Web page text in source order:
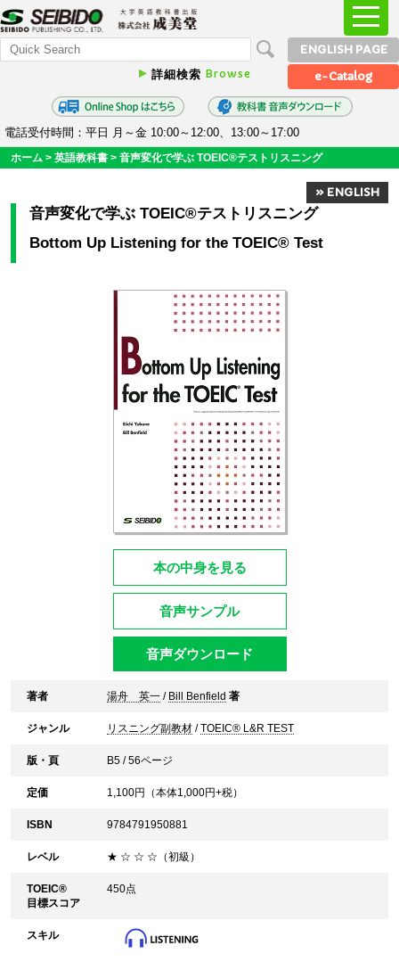
詳細検索 Browse
ENGLISH PAGE
e-Catalog
電話受付時間：平日 月～金 10:00～12:00、13:00～17:00
ホーム > 英語教科書 > 音声変化で学ぶ TOEIC®テストリスニング
» ENGLISH
音声変化で学ぶ TOEIC®テストリスニング
Bottom Up Listening for the TOEIC® Test
本の中身を見る
音声サンプル
音声ダウンロード
著者 湯舟 英一 / Bill Benfield 著
ジャンル リスニング副教材 /TOEIC® L&R TEST
版・頁 B5 / 56ページ
定価 1,100円（本体1,000円+税）
ISBN 9784791950881
レベル ★ ☆ ☆ ☆（初級）
TOEIC®
目標スコア
450点
スキル